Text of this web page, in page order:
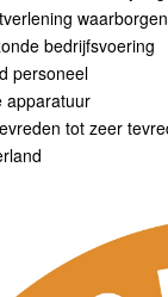
waarborgen
bedrijfsvoering
personeel
apparatuur
tot zeer